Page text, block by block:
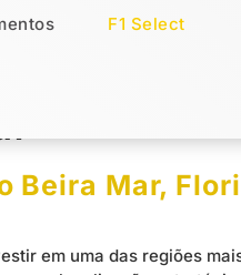
F1 Select
Imóveis Select
Beira Mar,
em uma das regiões